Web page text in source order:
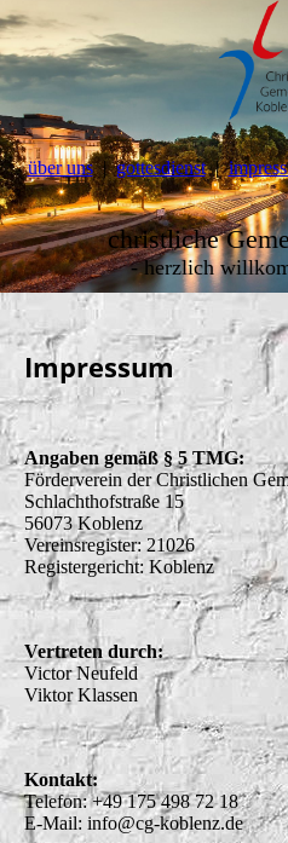
über uns gottesdienst
christliche
- herzlich
Impressum
Angaben gemäß § 5 TMG:
Förderverein der Christlichen
Schlachthofstraße 15
56073 Koblenz
Vereinsregister: 21026
Registergericht: Koblenz
Vertreten durch:
Victor Neufeld
Viktor Klassen
Kontakt:
Telefon: +49 175 498 72 18
E-Mail: info@cg-koblenz.de